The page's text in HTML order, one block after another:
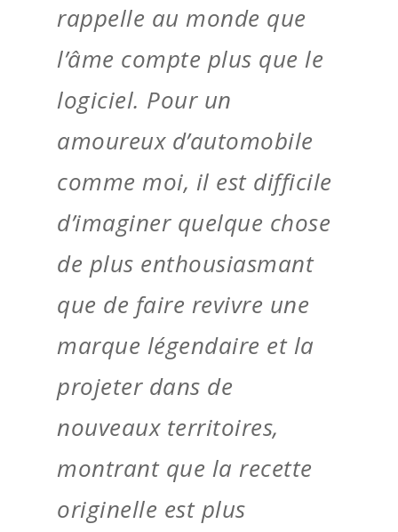
rappelle au monde que
l’âme compte plus que le
logiciel. Pour un
amoureux d’automobile
comme moi, il est difficile
d’imaginer quelque chose
de plus enthousiasmant
que de faire revivre une
marque légendaire et la
projeter dans de
nouveaux territoires,
montrant que la recette
originelle est plus